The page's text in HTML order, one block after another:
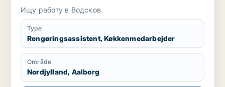
Ищу работу в Водсков
Type
Rengøringsassistent, Køkkenmedarbejder
Område
Nordjylland, Aalborg